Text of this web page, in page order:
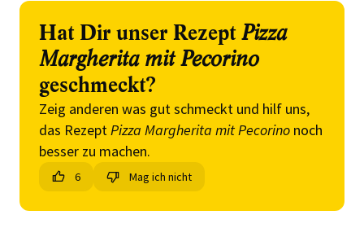
Hat Dir unser Rezept Pizza
Margherita mit Pecorino
geschmeckt?
Zeig anderen was gut schmeckt und hilf uns,
das RezeptPizza Margherita mit Pecorino noch
besser zu machen.
6 Mag ich nicht